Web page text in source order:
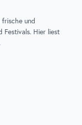
und
Festivals. Hier liest